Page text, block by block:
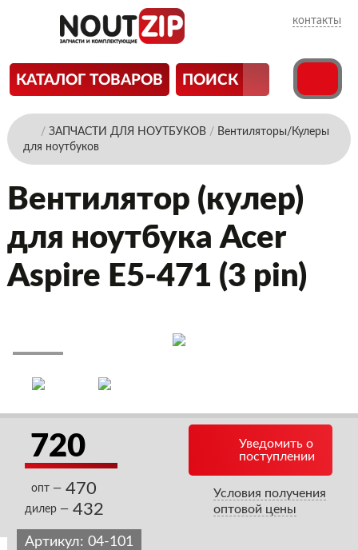
контакты
КАТАЛОГ ТОВАРОВ ПОИСК
/ ЗАПЧАСТИ ДЛЯ НОУТБУКОВ/ Вентиляторы/Кулеры
для ноутбуков
Вентилятор (кулер)
для ноутбука Acer
Aspire E5-471 (3 pin)
720
опт — 470
дилер — 432
Уведомить о
поступлении
Условия получения
оптовой цены
Артикул: 04-101